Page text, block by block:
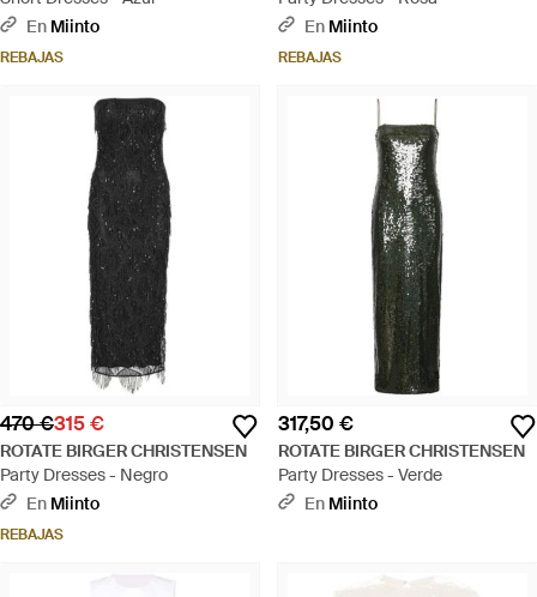
En Miinto
REBAJAS
En Miinto
REBAJAS
470 €315 €
ROTATE BIRGER CHRISTENSEN
Party Dresses - Negro
En Miinto
REBAJAS
317,50 €
ROTATE BIRGER CHRISTENSEN
Party Dresses - Verde
En Miinto